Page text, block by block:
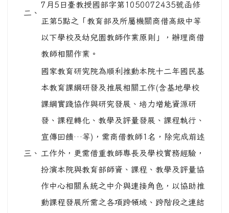
二、
7月5日臺教授國部字第1050072435號函修
正第5點之「教育部及所屬機關商借高級中等
以下學校及幼兒園教師作業原則」，辦理商借
教師相關作業。
三、
國家教育研究院為順利推動本院十二年國民基
本教育課綱研發及推展相關工作(含基地學校
課綱實踐協作與研究發展、培力增能資源研
發、課程轉化、教學及評量發展、課程執行、
宣傳回饋…等)，需商借教師1名，除完成前述
工作外，更需借重教師專長及學校實務經驗，
扮演本院與教育部師資、課程、教學及評量協
作中心相關系統之中介與連接角色，以協助推
動課程發展所需之各項跨領域、跨階段之連結